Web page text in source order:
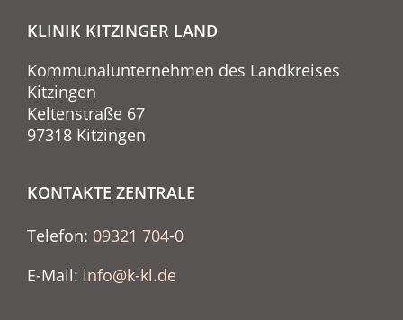
KLINIK KITZINGER LAND
Kommunalunternehmen des Landkreises
Kitzingen
Keltenstraße 67
97318 Kitzingen
KONTAKTE ZENTRALE
Telefon: 09321 704-0
E-Mail: info@k-kl.de